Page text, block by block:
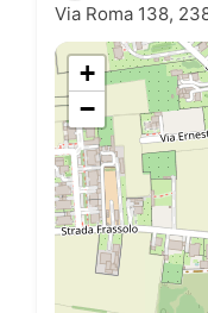
Via Roma 138,
+
−